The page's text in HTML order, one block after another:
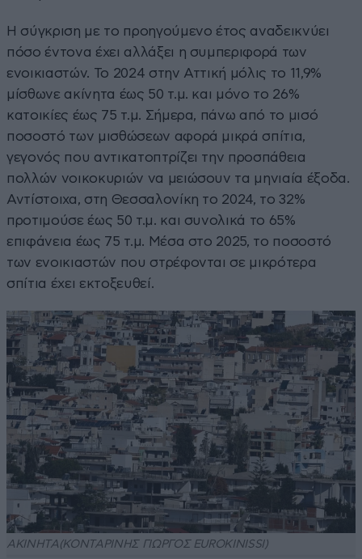
Η σύγκριση με το προηγούμενο έτος αναδεικνύει
πόσο έντονα έχει αλλάξει η συμπεριφορά των
ενοικιαστών. Το 2024 στην Αττική μόλις το 11,9%
μίσθωνε ακίνητα έως 50 τ.μ. και μόνο το 26%
κατοικίες έως 75 τ.μ. Σήμερα, πάνω από το μισό
ποσοστό των μισθώσεων αφορά μικρά σπίτια,
γεγονός που αντικατοπτρίζει την προσπάθεια
πολλών νοικοκυριών να μειώσουν τα μηνιαία έξοδα.
Αντίστοιχα, στη Θεσσαλονίκη το 2024, το 32%
προτιμούσε έως 50 τ.μ. και συνολικά το 65%
επιφάνεια έως 75 τ.μ. Μέσα στο 2025, το ποσοστό
των ενοικιαστών που στρέφονται σε μικρότερα
σπίτια έχει εκτοξευθεί.
ΑΚΙΝΗΤΑ(ΚΟΝΤΑΡΙΝΗΣ ΓΙΩΡΓΟΣ EUROKINISSI)